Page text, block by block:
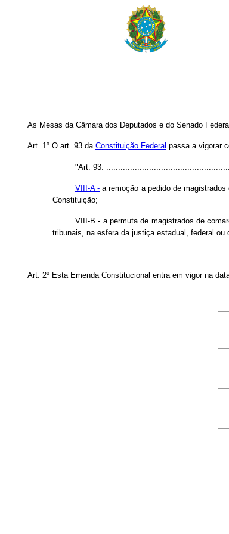
As Mesas da Câmara dos Deputados e do Senado
Art. 1º O art. 93 da Constituição Federal passa a vigorar
"Art. 93.
VIII-A - a remoção a pedido de
Constituição;
VIII-B - a permuta de magistrados de
tribunais, na esfera da justiça estadual, federal
Art. 2º Esta Emenda Constitucional entra em vigor na